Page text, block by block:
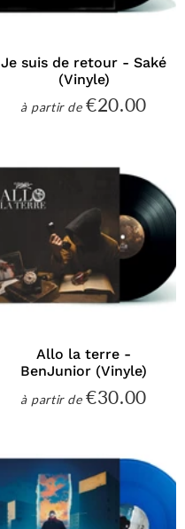
Je suis de retour - Saké
(Vinyle)
à partir dePrix
€20.00
Allo la terre -
BenJunior (Vinyle)
à partir dePrix
€30.00